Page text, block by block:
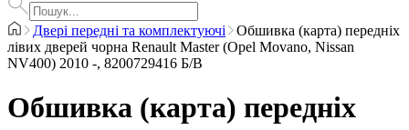
Двері передні та комплектуючі
Обшивка (карта) передніх
лівих дверей чорна Renault Master (Opel Movano, Nissan
NV400) 2010 -, 8200729416 Б/В
Обшивка (карта) передніх